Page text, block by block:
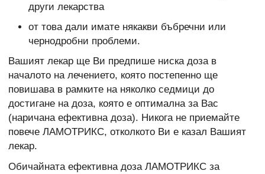
други лекарства
от това дали имате някакви бъбречни или
чернодробни проблеми.
Вашият лекар ще Ви предпише ниска доза в
началото на лечението, която постепенно ще
повишава в рамките на няколко седмици до
достигане на доза, която е оптимална за Вас
(наричана ефективна доза). Никога не приемайте
повече ЛАМОТРИКС, отколкото Ви е казал Вашият
лекар.
Обичайната ефективна доза ЛАМОТРИКС за